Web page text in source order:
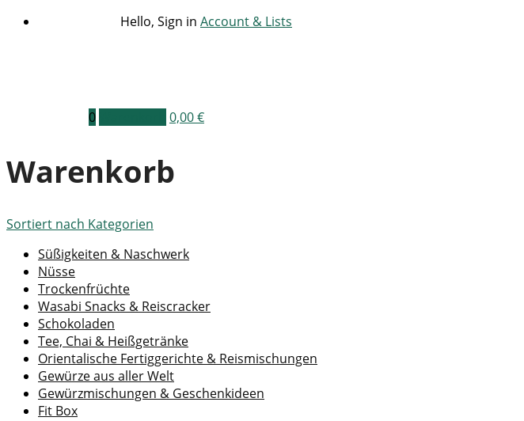
Hello, Sign in Account & Lists
0 0,00€
Warenkorb
Sortiert nach Kategorien
Süßigkeiten & Naschwerk
Nüsse
Trockenfrüchte
Wasabi Snacks & Reiscracker
Schokoladen
Tee, Chai & Heißgetränke
Orientalische Fertiggerichte & Reismischungen
Gewürze aus aller Welt
Gewürzmischungen & Geschenkideen
Fit Box